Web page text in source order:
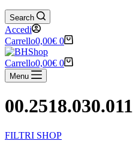
Search
Accedi
Carrello0,00€ 0
Carrello0,00€ 0
Menu
00.2518.030.011
FILTRI SHOP